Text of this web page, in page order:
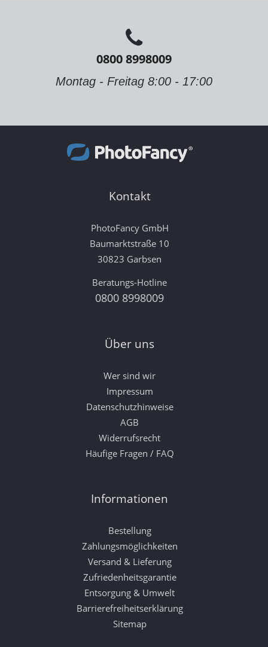
0800 8998009
Montag - Freitag 8:00 - 17:00
Kontakt
PhotoFancy GmbH
Baumarktstraße 10
30823 Garbsen
Beratungs-Hotline
0800 8998009
Über uns
Wer sind wir
Impressum
Datenschutzhinweise
AGB
Widerrufsrecht
Häufige Fragen / FAQ
Informationen
Bestellung
Zahlungsmöglichkeiten
Versand & Lieferung
Zufriedenheitsgarantie
Entsorgung & Umwelt
Barrierefreiheitserklärung
Sitemap